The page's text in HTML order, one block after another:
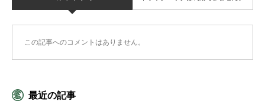
この記事へのコメントはありません。
最近の記事